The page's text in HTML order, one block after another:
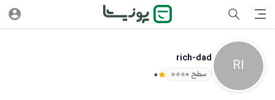
RI
rich-dad
سطح ۰ 0